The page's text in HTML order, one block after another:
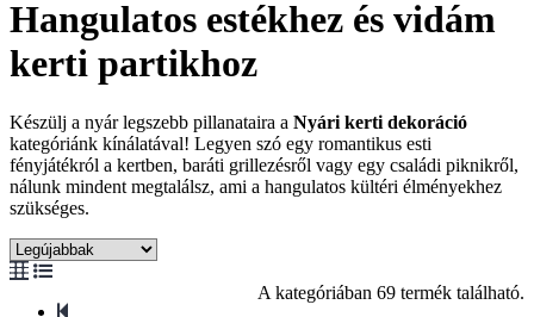
Hangulatos estékhez és vidám
kerti partikhoz
Készülj a nyár legszebb pillanataira a Nyári kerti dekoráció
kategóriánk kínálatával! Legyen szó egy romantikus esti
fényjátékról a kertben, baráti grillezésről vagy egy családi piknikről,
nálunk mindent megtalálsz, ami a hangulatos kültéri élményekhez
szükséges.
A kategóriában 69 termék található.